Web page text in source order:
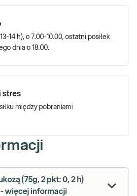
14 h), o 7.00-10.00, ostatni posiłek
dnia o 18.00.
stres
między pobraniami
(75g, 2 pkt: 0, 2 h)
więcej informacji